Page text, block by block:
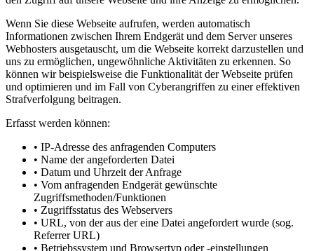
Wenn Sie diese Webseite aufrufen, werden automatisch
Informationen zwischen Ihrem Endgerät und dem Server unseres
Webhosters ausgetauscht, um die Webseite korrekt darzustellen und
uns zu ermöglichen, ungewöhnliche Aktivitäten zu erkennen. So
können wir beispielsweise die Funktionalität der Webseite prüfen
und optimieren und im Fall von Cyberangriffen zu einer effektiven
Strafverfolgung beitragen.
Erfasst werden können:
• IP-Adresse des anfragenden Computers
• Name der angeforderten Datei
• Datum und Uhrzeit der Anfrage
• Vom anfragenden Endgerät gewünschte
Zugriffsmethoden/Funktionen
• Zugriffsstatus des Webservers
• URL, von der aus der eine Datei angefordert wurde (sog.
Referrer URL)
• Betriebssystem und Browsertyp oder -einstellungen